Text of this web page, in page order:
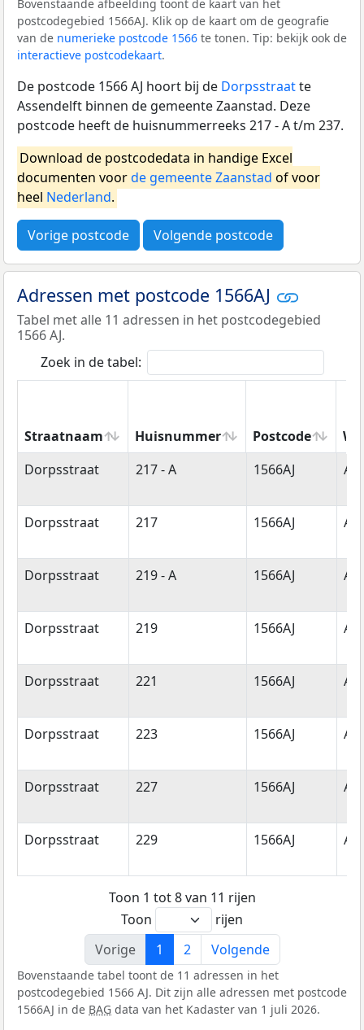
Bovenstaande afbeelding toont de kaart van het
postcodegebied 1566AJ. Klik op de kaart om de geografie
van de numerieke postcode 1566 te tonen. Tip: bekijk ook de
interactieve postcodekaart.
De postcode 1566 AJ hoort bij de Dorpsstraatte
Assendelft binnen de gemeente Zaanstad. Deze
postcode heeft de huisnummerreeks 217 - A t/m 237.
Download de postcodedata in handige Excel
documenten voorde gemeente Zaanstad of voor
heel Nederland.
Vorige postcode Volgende postcode
Adressen met postcode 1566AJ
Tabel met alle 11 adressen in het postcodegebied
1566 AJ.
Zoek in de tabel:
Straatnaam Huisnummer Postcode
Straatnaam
Huisnummer Postcode
Dorpsstraat 217 - A 1566AJ
Dorpsstraat 217 1566AJ
Dorpsstraat 219 - A 1566AJ
Dorpsstraat 219 1566AJ
Dorpsstraat 221 1566AJ
Dorpsstraat 223 1566AJ
Dorpsstraat 227 1566AJ
Dorpsstraat 229 1566AJ
Toon 1 tot 8 van 11 rijen
Toon
rijen
Vorige
1 2 Volgende
Bovenstaande tabel toont de 11 adressen in het
postcodegebied 1566 AJ. Dit zijn alle adressen met postcode
1566AJ in de BAG data van het Kadaster van 1 juli 2026.